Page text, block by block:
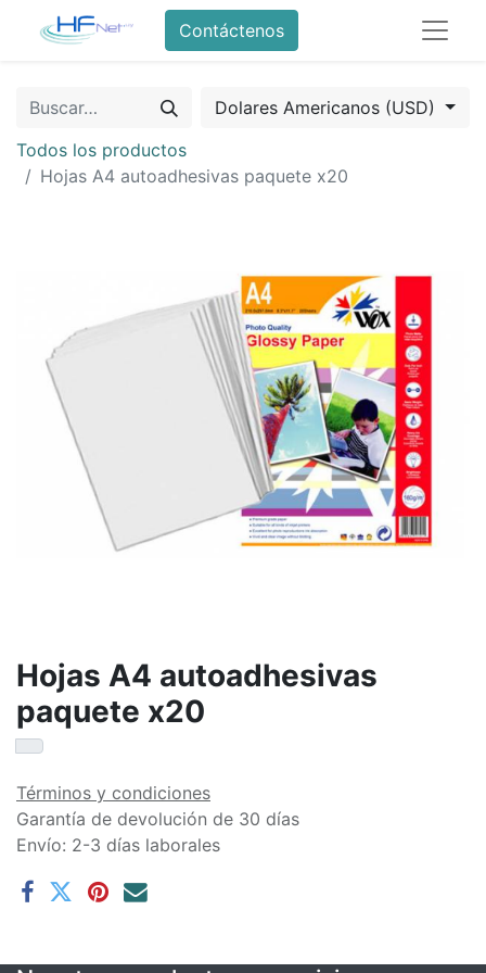
Contáctenos
Dolares Americanos (USD)
Todos los productos
Hojas A4 autoadhesivas paquete x20
Hojas A4 autoadhesivas
paquete x20
Términos y condiciones
Garantía de devolución de 30 días
Envío: 2-3 días laborales